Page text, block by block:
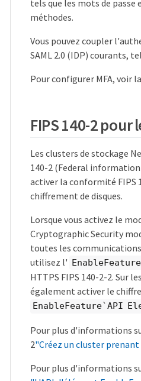
tels que les mots de
méthodes.
Vous pouvez coupler
SAML 2.0 (IDP) courants,
Pour configurer MFA, voir la
FIPS 140-2
Les clusters de stockage
140-2 (Federal
activer la conformité FIPS
chiffrement de disques.
Lorsque vous activez le
Cryptographic Security
toutes les
utilisez l'
HTTPS FIPS 140-2-2. Sur
également activer le
EnableFeature`API
Pour plus d'informations
2"Créez un cluster prenant
Pour plus d'informations